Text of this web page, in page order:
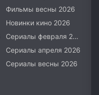
Фильмы весны 2026
Новинки кино 2026
Сериалы февраля 2026
Сериалы апреля 2026
Сериалы весны 2026